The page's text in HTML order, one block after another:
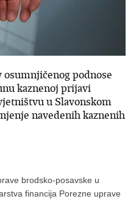
podnose
kaznenoj prijavi
u Slavonskom
navedenih kaznenih
brodsko-posavske u
financija Porezne uprave